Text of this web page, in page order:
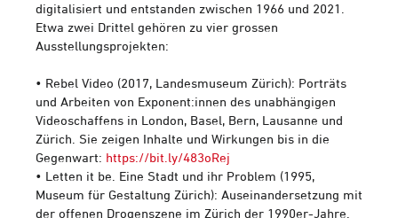
digitalisiert und entstanden zwischen 1966 und 2021.
Etwa zwei Drittel gehören zu vier grossen
Ausstellungsprojekten:
• Rebel Video (2017, Landesmuseum Zürich): Porträts
und Arbeiten von Exponent:innen des unabhängigen
Videoschaffens in London, Basel, Bern, Lausanne und
Zürich. Sie zeigen Inhalte und Wirkungen bis in die
Gegenwart: https://bit.ly/483oRej
• Letten it be. Eine Stadt und ihr Problem (1995,
Museum für Gestaltung Zürich): Auseinandersetzung mit
der offenen Drogenszene im Zürich der 1990er-Jahre.